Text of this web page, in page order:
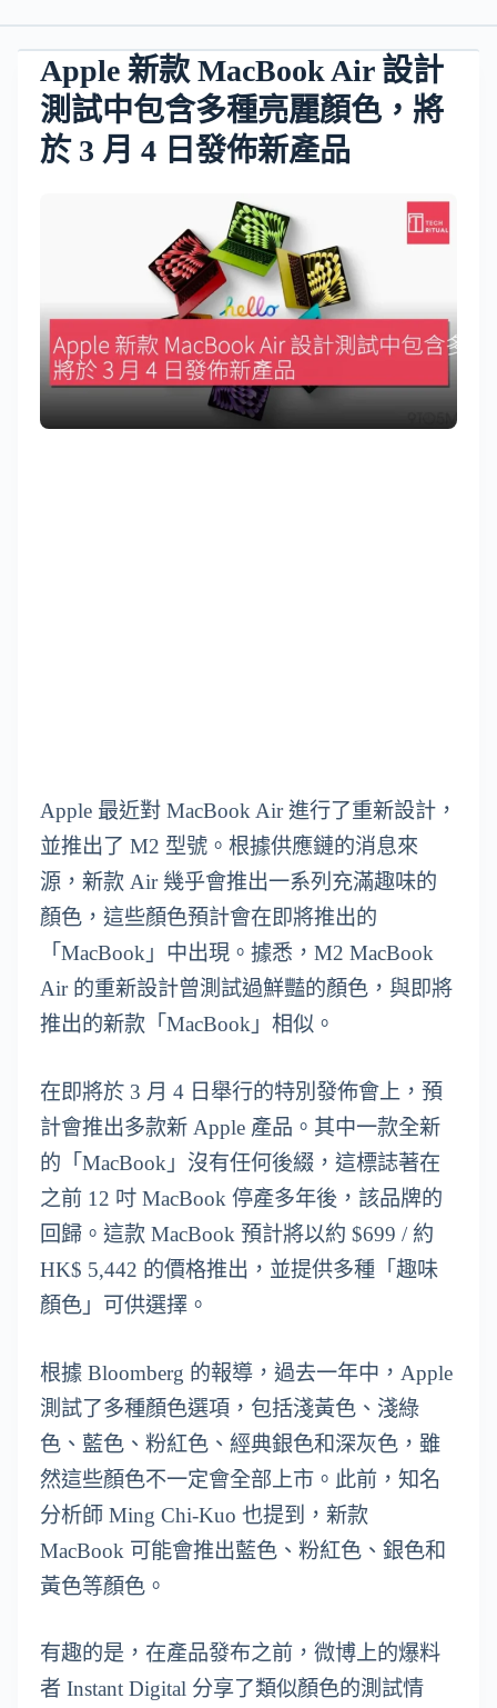
Apple 新款 MacBook Air 設計
測試中包含多種亮麗顏色，將
於 3 月 4 日發佈新產品
Apple 最近對 MacBook Air 進行了重新設計，
並推出了 M2 型號。根據供應鏈的消息來
源，新款 Air 幾乎會推出一系列充滿趣味的
顏色，這些顏色預計會在即將推出的
「MacBook」中出現。據悉，M2 MacBook
Air 的重新設計曾測試過鮮豔的顏色，與即將
推出的新款「MacBook」相似。
在即將於 3 月 4 日舉行的特別發佈會上，預
計會推出多款新 Apple 產品。其中一款全新
的「MacBook」沒有任何後綴，這標誌著在
之前 12 吋 MacBook 停產多年後，該品牌的
回歸。這款 MacBook 預計將以約 $699 / 約
HK$ 5,442 的價格推出，並提供多種「趣味
顏色」可供選擇。
根據 Bloomberg 的報導，過去一年中，Apple
測試了多種顏色選項，包括淺黃色、淺綠
色、藍色、粉紅色、經典銀色和深灰色，雖
然這些顏色不一定會全部上市。此前，知名
分析師 Ming Chi-Kuo 也提到，新款
MacBook 可能會推出藍色、粉紅色、銀色和
黃色等顏色。
有趣的是，在產品發布之前，微博上的爆料
者 Instant Digital 分享了類似顏色的測試情